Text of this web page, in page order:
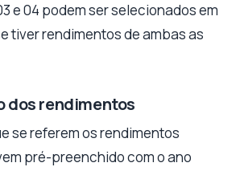
e 04 podem ser selecionados em
tiver rendimentos de ambas as
dos rendimentos
se referem os rendimentos
pré-preenchido com o ano